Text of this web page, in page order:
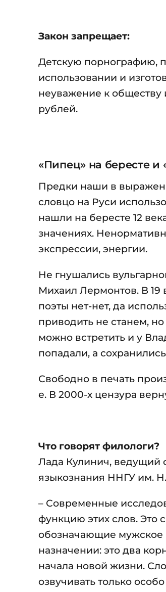
Закон запрещает:
Детскую порнографию,
использовании и
неуважение к
рублей.
«Пипец» на бересте и
Предки наши в
словцо на Руси
нашли на бересте 12
значениях.
экспрессии, энергии.
Не гнушались
Михаил Лермонтов. В 19
поэты нет-нет, да
приводить не станем,
можно встретить и у
попадали, а
Свободно в печать
е. В 2000-х цензура
Что говорят филологи?
Лада Кулинич, ведущий
языкознания ННГУ им.
– Современные
функцию этих слов.
обозначающие мужское
назначении: это два
начала новой жизни.
озвучивать только